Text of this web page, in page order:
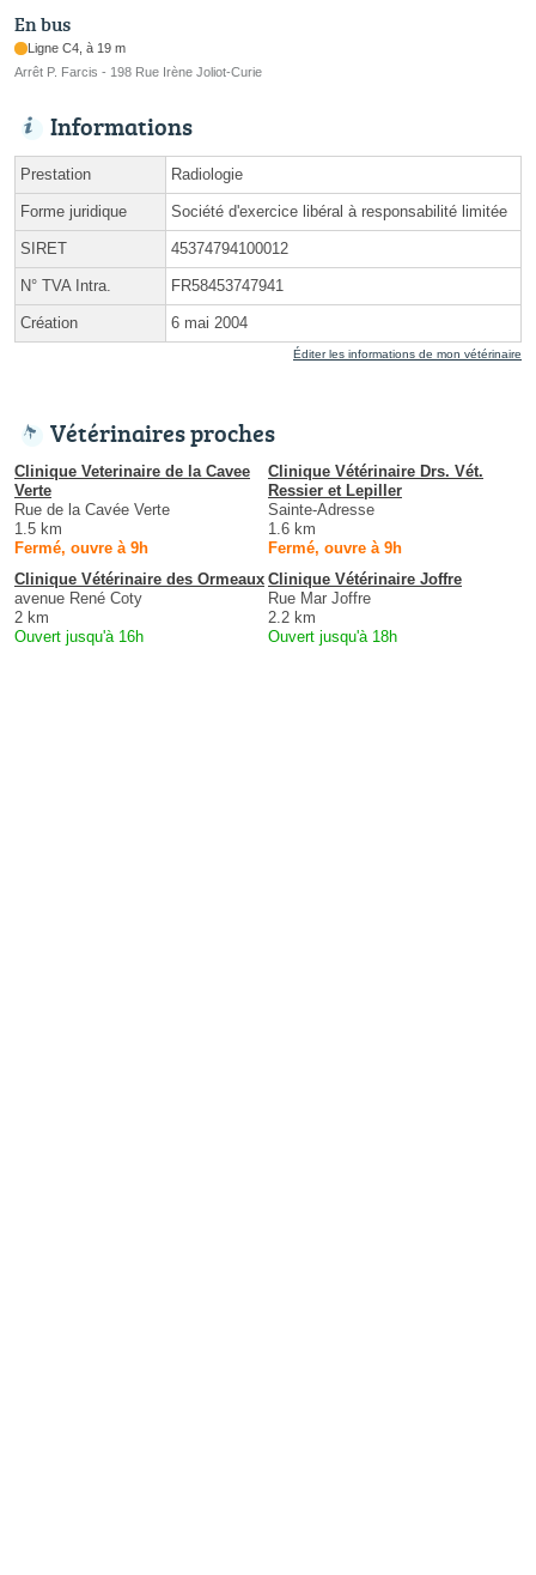
En bus
Ligne C4, à 19 m
Arrêt P. Farcis - 198 Rue Irène Joliot-Curie
Informations
Prestation Radiologie
Forme juridique Société d'exercice libéral à responsabilité limitée
SIRET 45374794100012
N° TVA Intra. FR58453747941
Création 6 mai 2004
Éditer les informations de mon vétérinaire
Vétérinaires proches
Clinique Veterinaire de la Cavee
Verte
Rue de la Cavée Verte
1.5 km
Fermé, ouvre à 9h
Clinique Vétérinaire Drs. Vét.
Ressier et Lepiller
Sainte-Adresse
1.6 km
Fermé, ouvre à 9h
Clinique Vétérinaire des Ormeaux
avenue René Coty
2 km
Ouvert jusqu'à 16h
Clinique Vétérinaire Joffre
Rue Mar Joffre
2.2 km
Ouvert jusqu'à 18h